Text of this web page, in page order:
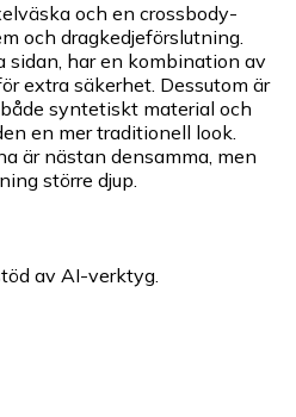
och en crossbody-
och dragkedjeförslutning.
sidan, har en kombination av
extra säkerhet. Dessutom är
syntetiskt material och
en mer traditionell look.
är nästan densamma, men
större djup.
av AI-verktyg.